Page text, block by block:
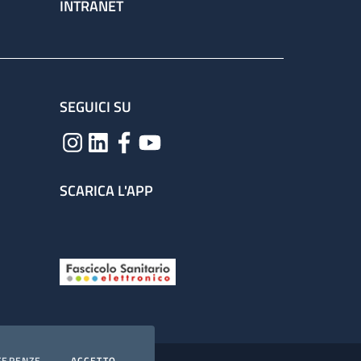
INTRANET
SEGUICI SU
SCARICA L'APP